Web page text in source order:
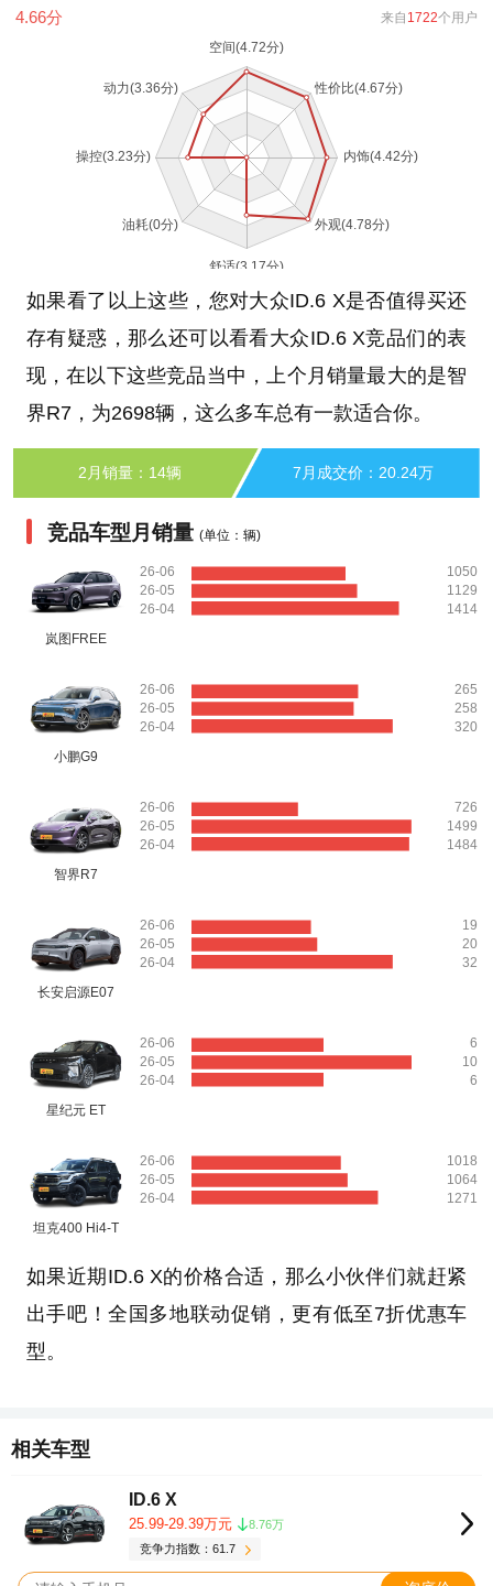
4.66分 来自 1722个用户
如果看了以上这些，您对大众ID.6 X是否值得买还
存有疑惑，那么还可以看看大众ID.6 X竞品们的表
现，在以下这些竞品当中，上个月销量最大的是智
界R7，为2698辆，这么多车总有一款适合你。
2月销量：14辆 7月成交价：20.24万
竞品车型月销量 (单位：辆)
岚图FREE
26-06
26-05
26-04
1050
1129
1414
小鹏G9
26-06
26-05
26-04
265
258
320
智界R7
26-06
26-05
26-04
726
1499
1484
长安启源E07
26-06
26-05
26-04
19
20
32
星纪元 ET
26-06
26-05
26-04
6
10
6
坦克400 Hi4-T
26-06
26-05
26-04
1018
1064
1271
如果近期ID.6 X的价格合适，那么小伙伴们就赶紧
出手吧！全国多地联动促销，更有低至7折优惠车
型。
相关车型
ID.6 X
25.99-29.39万元
8.76万
竞争力指数：61.7